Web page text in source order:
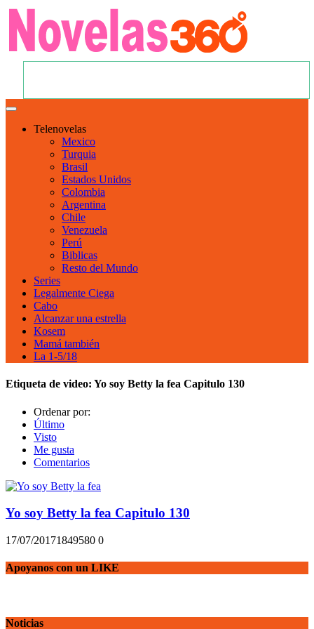
Telenovelas
Mexico
Turquia
Brasil
Estados Unidos
Colombia
Argentina
Chile
Venezuela
Perú
Biblicas
Resto del Mundo
Series
Legalmente Ciega
Cabo
Alcanzar una estrella
Kosem
Mamá también
La 1-5/18
Etiqueta de video: Yo soy Betty la fea Capitulo 130
Ordenar por:
Último
Visto
Me gusta
Comentarios
Yo soy Betty la fea Capitulo 130
17/07/20171849580 0
Apoyanos con un LIKE
Noticias